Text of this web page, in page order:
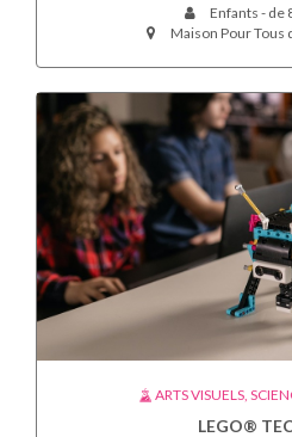
Enfants - de
Maison Pour Tous
ARTS VISUELS,
LEGO®